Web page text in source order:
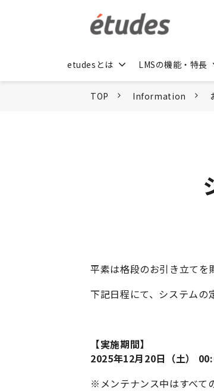
etudesとは LMSの機能・特長
TOP Information
平素は格段のお引き立てを
下記日程にて、システムの
【実施期間】
2025年12月20日（土）
※メンテナンス中はすべて